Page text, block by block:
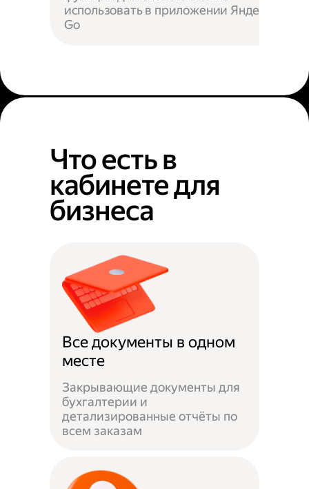
использовать в приложении Яндекс
Go
Что есть в
кабинете для
бизнеса
Все документы в одном
месте
Закрывающие документы для
бухгалтерии и
детализированные отчёты по
всем заказам